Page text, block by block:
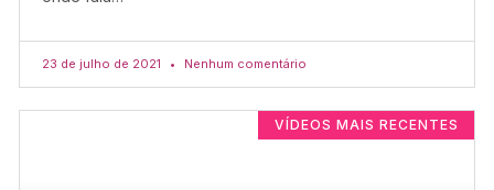
23 de julho de 2021 Nenhum comentário
VÍDEOS MAIS RECENTES